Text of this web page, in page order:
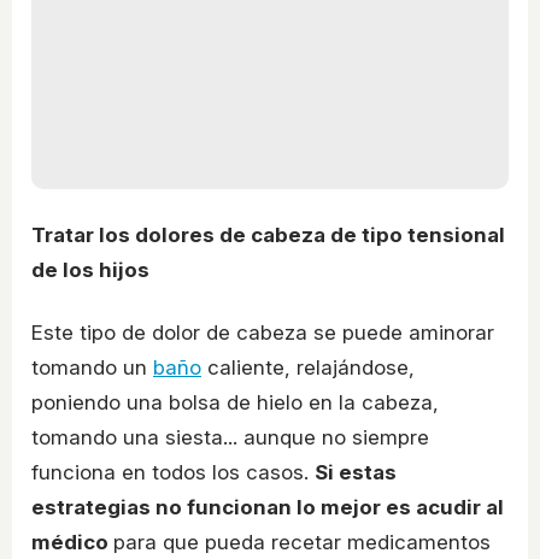
Tratar los dolores de cabeza de tipo tensional
de los hijos
Este tipo de dolor de cabeza se puede aminorar
tomando un baño caliente, relajándose,
poniendo una bolsa de hielo en la cabeza,
tomando una siesta... aunque no siempre
funciona en todos los casos. Si estas
estrategias no funcionan lo mejor es acudir al
médico para que pueda recetar medicamentos